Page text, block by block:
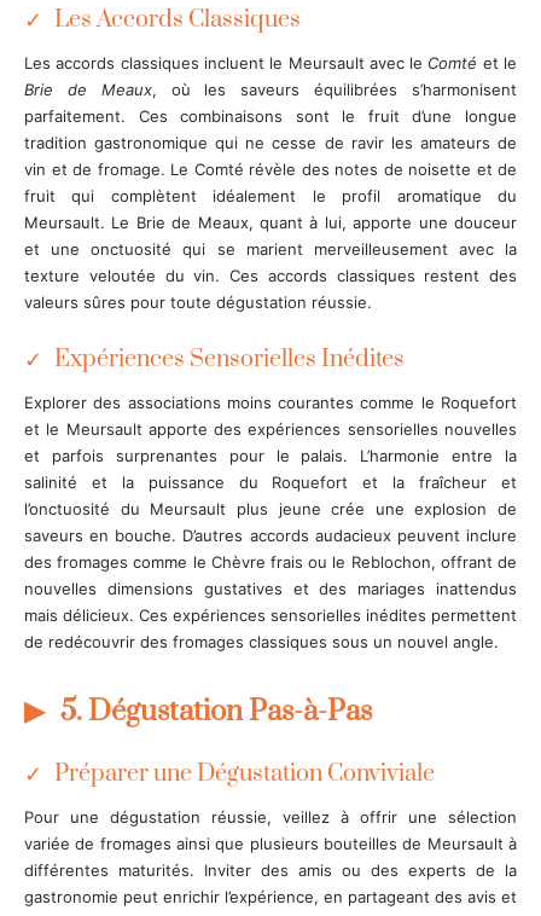
Les Accords Classiques
Les accords classiques incluent le Meursault avec le Comté et le
Brie de Meaux, où les saveurs équilibrées s’harmonisent
parfaitement. Ces combinaisons sont le fruit d’une longue
tradition gastronomique qui ne cesse de ravir les amateurs de
vin et de fromage. Le Comté révèle des notes de noisette et de
fruit qui complètent idéalement le profil aromatique du
Meursault. Le Brie de Meaux, quant à lui, apporte une douceur
et une onctuosité qui se marient merveilleusement avec la
texture veloutée du vin. Ces accords classiques restent des
valeurs sûres pour toute dégustation réussie.
Expériences Sensorielles Inédites
Explorer des associations moins courantes comme le Roquefort
et le Meursault apporte des expériences sensorielles nouvelles
et parfois surprenantes pour le palais. L’harmonie entre la
salinité et la puissance du Roquefort et la fraîcheur et
l’onctuosité du Meursault plus jeune crée une explosion de
saveurs en bouche. D’autres accords audacieux peuvent inclure
des fromages comme le Chèvre frais ou le Reblochon, offrant de
nouvelles dimensions gustatives et des mariages inattendus
mais délicieux. Ces expériences sensorielles inédites permettent
de redécouvrir des fromages classiques sous un nouvel angle.
5. Dégustation Pas-à-Pas
Préparer une Dégustation Conviviale
Pour une dégustation réussie, veillez à offrir une sélection
variée de fromages ainsi que plusieurs bouteilles de Meursault à
différentes maturités. Inviter des amis ou des experts de la
gastronomie peut enrichir l’expérience, en partageant des avis et